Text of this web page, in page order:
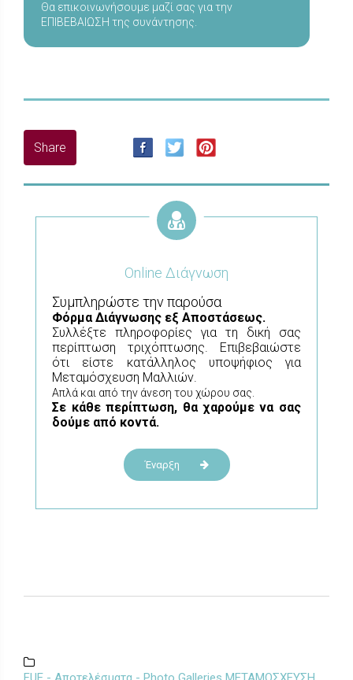
Θα επικοινωνήσουμε μαζί σας για την
ΕΠΙΒΕΒΑΙΩΣΗ της συνάντησης.
Online Διάγνωση
Συμπληρώστε την παρούσα
Φόρμα Διάγνωσης εξ Αποστάσεως.
Συλλέξτε πληροφορίες για τη δική σας
περίπτωση τριχόπτωσης. Επιβεβαιώστε
ότι είστε κατάλληλος υποψήφιος για
Μεταμόσχευση Μαλλιών.
Απλά και από την άνεση του χώρου σας.
Σε κάθε περίπτωση, θα χαρούμε να σας
δούμε από κοντά.
Έναρξη